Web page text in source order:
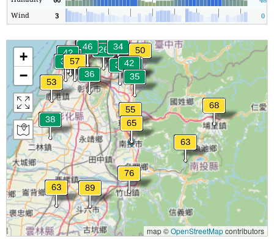
Wind
3 0
+
−
map ©OpenStreetMapcontributors